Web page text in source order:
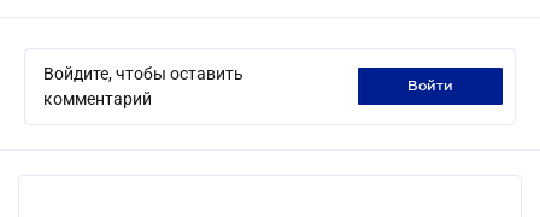
Войдите, чтобы оставить
комментарий
войти